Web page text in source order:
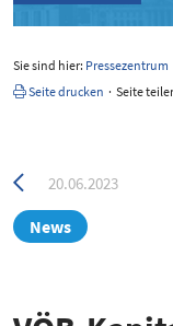
Sie sind hier: Pressezentrum
Seite drucken · Seite
Zurück
zur
20.06.2023
News